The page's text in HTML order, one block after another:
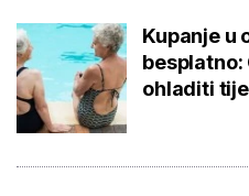
Kupanje u
besplatno:
ohladiti